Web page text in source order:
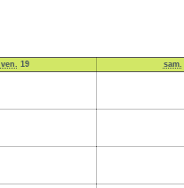
ven. 19 sam.